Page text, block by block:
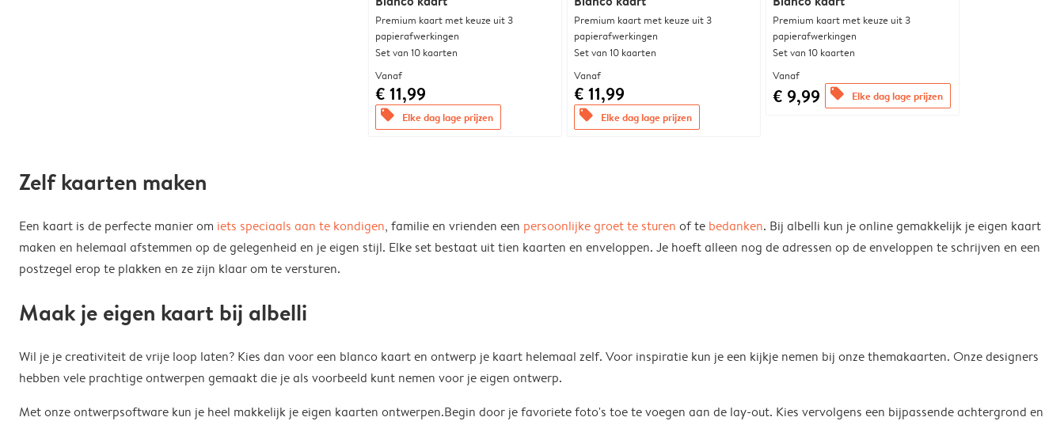
Premium kaart met keuze uit 3
papierafwerkingen
Set van 10 kaarten
Vanaf
€ 11,99
offers Elke dag lage prijzen
Premium kaart met keuze uit 3
papierafwerkingen
Set van 10 kaarten
Vanaf
€ 11,99
offers Elke dag lage prijzen
Premium kaart met keuze uit 3
papierafwerkingen
Set van 10 kaarten
Vanaf
€ 9,99 offers Elke dag lage prijzen
Zelf kaarten maken
Een kaart is de perfecte manier om iets speciaals aan te kondigen, familie en vrienden een persoonlijke groet te sturen of te bedanken. Bij albelli kun je online gemakkelijk je eigen kaart
maken en helemaal afstemmen op de gelegenheid en je eigen stijl. Elke set bestaat uit tien kaarten en enveloppen. Je hoeft alleen nog de adressen op de enveloppen te schrijven en een
postzegel erop te plakken en ze zijn klaar om te versturen.
Maak je eigen kaart bij albelli
Wil je je creativiteit de vrije loop laten? Kies dan voor een blanco kaart en ontwerp je kaart helemaal zelf. Voor inspiratie kun je een kijkje nemen bij onze themakaarten. Onze designers
hebben vele prachtige ontwerpen gemaakt die je als voorbeeld kunt nemen voor je eigen ontwerp.
Met onze ontwerpsoftware kun je heel makkelijk je eigen kaarten ontwerpen.Begin door je favoriete foto's toe te voegen aan de lay-out. Kies vervolgens een bijpassende achtergrond en